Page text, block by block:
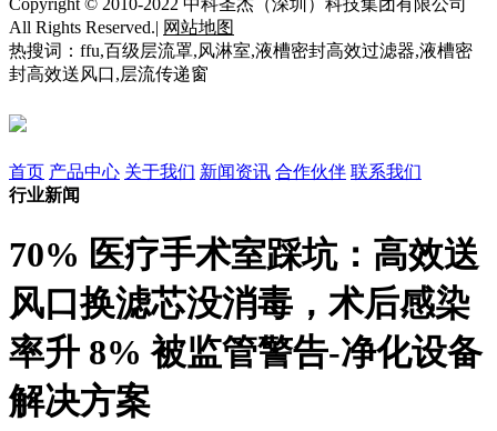
Copyright © 2010-2022 中科圣杰（深圳）科技集团有限公司
All Rights Reserved.| 网站地图
热搜词：ffu,百级层流罩,风淋室,液槽密封高效过滤器,液槽密
封高效送风口,层流传递窗
首页 产品中心 关于我们 新闻资讯 合作伙伴 联系我们
行业新闻
70% 医疗手术室踩坑：高效送
风口换滤芯没消毒，术后感染
率升 8% 被监管警告-净化设备
解决方案